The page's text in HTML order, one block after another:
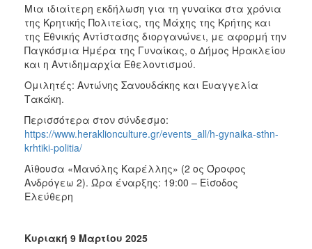
Μια ιδιαίτερη εκδήλωση για τη γυναίκα στα χρόνια
της Κρητικής Πολιτείας, της Μάχης της Κρήτης και
της Εθνικής Αντίστασης διοργανώνει, με αφορμή την
Παγκόσμια Ημέρα της Γυναίκας, ο Δήμος Ηρακλείου
και η Αντιδημαρχία Εθελοντισμού.
Ομιλητές: Αντώνης Σανουδάκης και Ευαγγελία
Τακάκη.
Περισσότερα στον σύνδεσμο:
https://www.heraklionculture.gr/events_all/h-gynaika-sthn-
krhtiki-politia/
Αίθουσα «Μανόλης Καρέλλης» (2 ος Όροφος
Ανδρόγεω 2). Ώρα έναρξης: 19:00 – Είσοδος
Ελεύθερη
Κυριακή 9 Μαρτίου 2025